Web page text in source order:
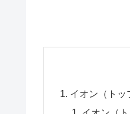
イオン（トッ